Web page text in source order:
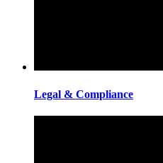
Legal & Compliance